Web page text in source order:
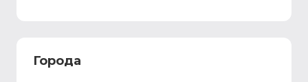
Города